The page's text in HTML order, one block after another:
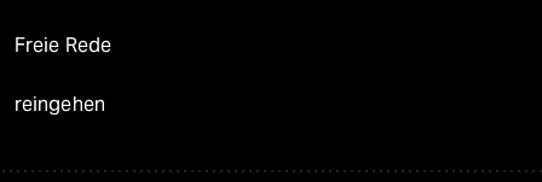
Freie Rede
reingehen